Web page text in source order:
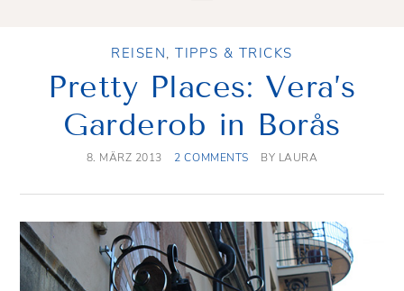
REISEN,TIPPS & TRICKS
Pretty Places: Vera’s
Garderob in Borås
8. MÄRZ 2013 2 COMMENTS BY LAURA